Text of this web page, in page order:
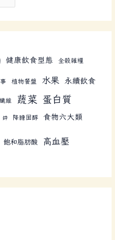
健康飲食型態 全榖雜糧
植物餐盤 水果 永續飲食
維 蔬菜 蛋白質
鋅 降膽固醇 食物六大類
飽和脂肪酸 高血壓